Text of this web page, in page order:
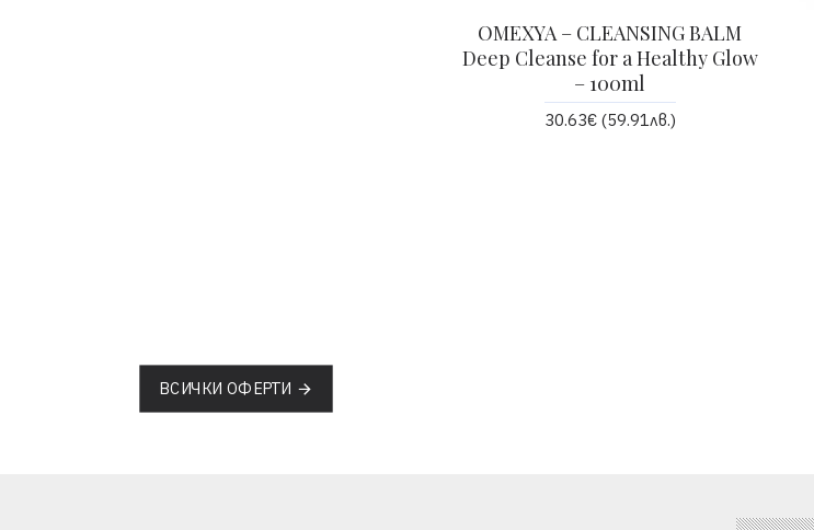
OMEXYA – CLEANSING BALM
Deep Cleanse for a Healthy Glow
– 100ml
30.63€ (59.91лв.)
ВСИЧКИ ОФЕРТИ